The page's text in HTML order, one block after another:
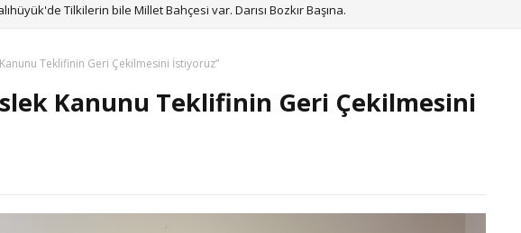
Tilkilerin bile Millet Bahçesi var. Darısı Bozkır Başına.
Teklifinin Geri Çekilmesini İstiyoruz”
Kanunu Teklifinin Geri Çekilmesini